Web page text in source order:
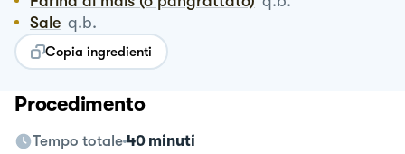
Sale q.b.
Copia ingredienti
Procedimento
Tempo totale 40 minuti